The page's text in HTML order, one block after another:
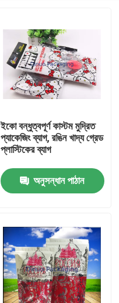
ইকো বন্ধুত্বপূর্ণ কাস্টম মুদ্রিত
প্যাকেজিং ব্যাগ, রঙিন খাদ্য গ্রেড
প্লাস্টিকের ব্যাগ
অনুসন্ধান পাঠান